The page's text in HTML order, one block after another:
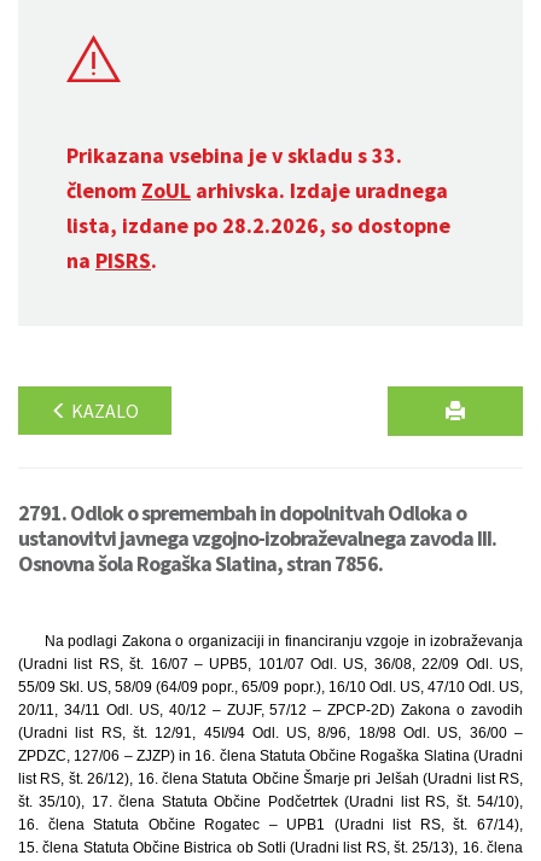
Prikazana vsebina je v skladu s 33.
členom ZoUL arhivska. Izdaje uradnega
lista, izdane po 28.2.2026, so dostopne
na PISRS.
KAZALO
2791. Odlok o spremembah in dopolnitvah Odloka o
ustanovitvi javnega vzgojno-izobraževalnega zavoda III.
Osnovna šola Rogaška Slatina, stran 7856.
Na podlagi Zakona o organizaciji in financiranju vzgoje in izobraževanja
(Uradni list RS, št. 16/07 – UPB5, 101/07 Odl. US, 36/08, 22/09 Odl. US,
55/09 Skl. US, 58/09 (64/09 popr., 65/09 popr.), 16/10 Odl. US, 47/10 Odl. US,
20/11, 34/11 Odl. US, 40/12 – ZUJF, 57/12 – ZPCP-2D) Zakona o zavodih
(Uradni list RS, št. 12/91, 45I/94 Odl. US, 8/96, 18/98 Odl. US, 36/00 –
ZPDZC, 127/06 – ZJZP) in 16. člena Statuta Občine Rogaška Slatina (Uradni
list RS, št. 26/12), 16. člena Statuta Občine Šmarje pri Jelšah (Uradni list RS,
št. 35/10), 17. člena Statuta Občine Podčetrtek (Uradni list RS, št. 54/10),
16. člena Statuta Občine Rogatec – UPB1 (Uradni list RS, št. 67/14),
15. člena Statuta Občine Bistrica ob Sotli (Uradni list RS, št. 25/13), 16. člena